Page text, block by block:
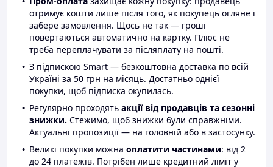
отримує кошти лише після того, як покупець огляне і
забере замовлення. Щось не так — гроші
повертаються автоматично на картку. Плюс не
треба переплачувати за післяплату на пошті.
З підпискою Smart — безкоштовна доставка по всій
Україні за 50 грн на місяць. Достатньо однієї
покупки, щоб підписка окупилась.
Регулярно проходять акції від продавців та сезонні
знижки. Стежимо, щоб знижки були справжніми.
Актуальні пропозиції — на головній або в застосунку.
Великі покупки можна оплатити частинами: від 2
до 24 платежів. Потрібен лише кредитний ліміт у